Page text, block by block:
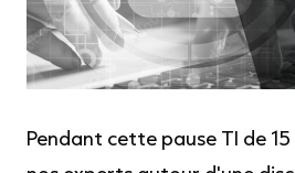
Pendant cette pause TI de